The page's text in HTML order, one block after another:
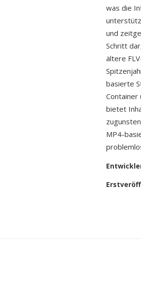
was die
und
Schritt
ältere
basierte
Container
bietet
MP4-